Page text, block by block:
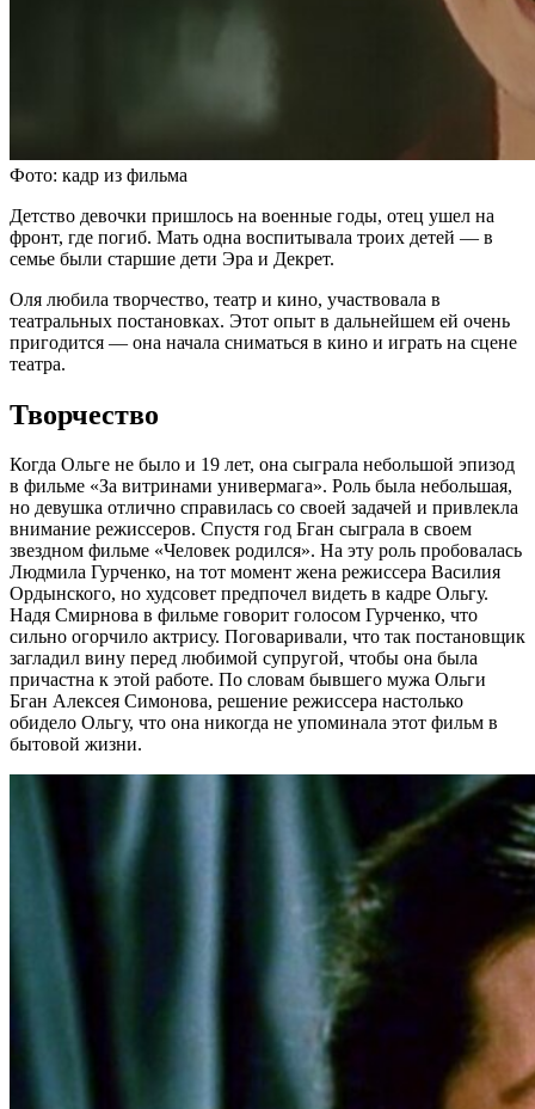
Фото: кадр из фильма
Детство девочки пришлось на военные годы, отец ушел на
фронт, где погиб. Мать одна воспитывала троих детей — в
семье были старшие дети Эра и Декрет.
Оля любила творчество, театр и кино, участвовала в
театральных постановках. Этот опыт в дальнейшем ей очень
пригодится — она начала сниматься в кино и играть на сцене
театра.
Творчество
Когда Ольге не было и 19 лет, она сыграла небольшой эпизод
в фильме «За витринами универмага». Роль была небольшая,
но девушка отлично справилась со своей задачей и привлекла
внимание режиссеров. Спустя год Бган сыграла в своем
звездном фильме «Человек родился». На эту роль пробовалась
Людмила Гурченко, на тот момент жена режиссера Василия
Ордынского, но худсовет предпочел видеть в кадре Ольгу.
Надя Смирнова в фильме говорит голосом Гурченко, что
сильно огорчило актрису. Поговаривали, что так постановщик
загладил вину перед любимой супругой, чтобы она была
причастна к этой работе. По словам бывшего мужа Ольги
Бган Алексея Симонова, решение режиссера настолько
обидело Ольгу, что она никогда не упоминала этот фильм в
бытовой жизни.